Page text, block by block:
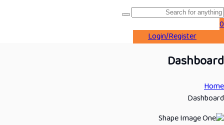
0
Login/Register
Dashboard
Home
Dashboard